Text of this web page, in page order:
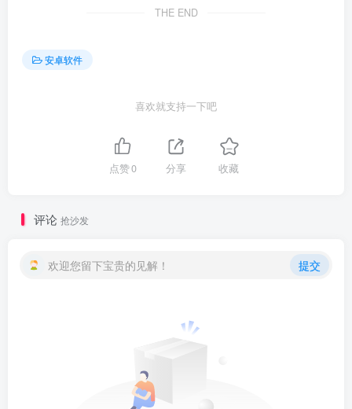
THE END
安卓软件
喜欢就支持一下吧
点赞0 分享 收藏
评论 抢沙发
欢迎您留下宝贵的见解！ 提交